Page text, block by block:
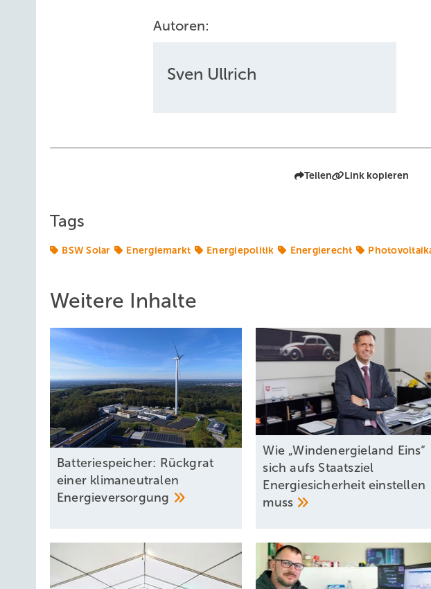
Autoren:
Sven Ullrich
Teilen Link kopieren
Tags
BSW Solar Energiemarkt Energiepolitik Energierecht
Weitere Inhalte
Batteriespeicher: Rückgrat
einer klimaneutralen
Energieversorgung
Wie „Windenergieland Eins“
sich aufs Staatsziel
Energiesicherheit einstellen
muss